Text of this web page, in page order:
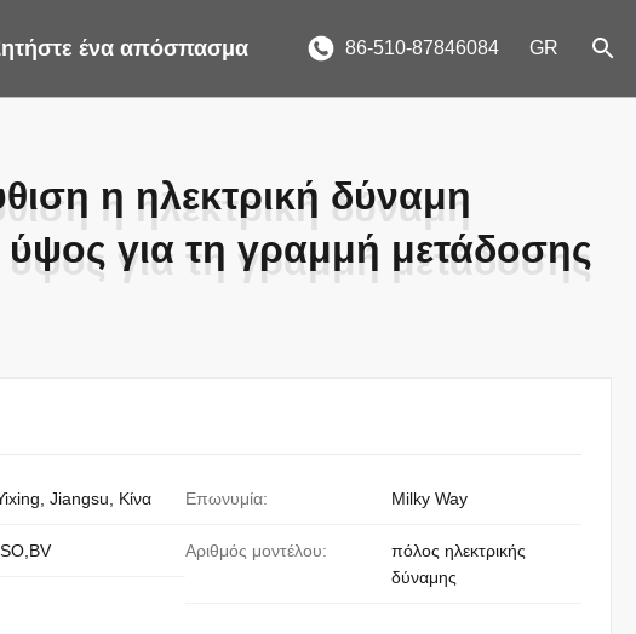
ένα απόσπασμα 86-510-87846084 GR
η ηλεκτρική δύναμη
για τη γραμμή μετάδοσης
η ηλεκτρική δύναμη
για τη γραμμή μετάδοσης
Jiangsu, Κίνα Επωνυμία: Milky Way
Αριθμός μοντέλου:
πόλος ηλεκτρικής
δύναμης